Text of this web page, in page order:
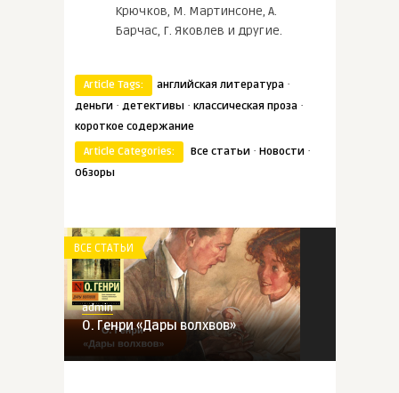
Крючков, М. Мартинсоне, А.
Барчас, Г. Яковлев и другие.
Article Tags: английская литература ·
деньги · детективы · классическая проза ·
короткое содержание
Article Categories:
Все статьи · Новости ·
Обзоры
ВСЕ СТАТЬИ
admin
О. Генри «Дары волхвов»